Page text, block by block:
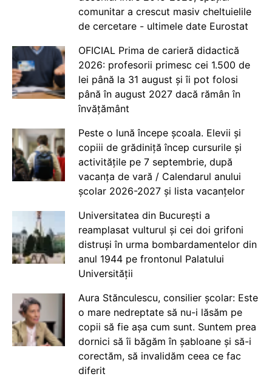
comunitar a crescut masiv cheltuielile
de cercetare - ultimele date Eurostat
OFICIAL Prima de carieră didactică
2026: profesorii primesc cei 1.500 de
lei până la 31 august și îi pot folosi
până în august 2027 dacă rămân în
învățământ
Peste o lună începe școala. Elevii și
copiii de grădiniță încep cursurile și
activitățile pe 7 septembrie, după
vacanța de vară / Calendarul anului
școlar 2026-2027 și lista vacanțelor
Universitatea din București a
reamplasat vulturul și cei doi grifoni
distruși în urma bombardamentelor din
anul 1944 pe frontonul Palatului
Universității
Aura Stănculescu, consilier școlar: Este
o mare nedreptate să nu-i lăsăm pe
copii să fie așa cum sunt. Suntem prea
dornici să îi băgăm în șabloane și să-i
corectăm, să invalidăm ceea ce fac
diferit